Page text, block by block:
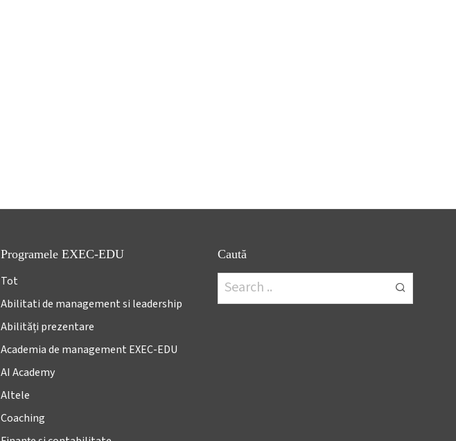
Programele EXEC-EDU
Tot
Abilitati de management si leadership
Abilități prezentare
Academia de management EXEC-EDU
AI Academy
Altele
Coaching
Caută